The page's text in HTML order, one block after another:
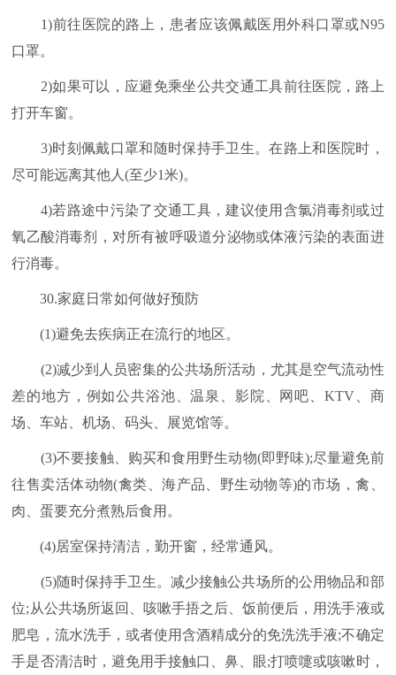
1)前往医院的路上，患者应该佩戴医用外科口罩或N95
口罩。
2)如果可以，应避免乘坐公共交通工具前往医院，路上
打开车窗。
3)时刻佩戴口罩和随时保持手卫生。在路上和医院时，
尽可能远离其他人(至少1米)。
4)若路途中污染了交通工具，建议使用含氯消毒剂或过
氧乙酸消毒剂，对所有被呼吸道分泌物或体液污染的表面进
行消毒。
30.家庭日常如何做好预防
(1)避免去疾病正在流行的地区。
(2)减少到人员密集的公共场所活动，尤其是空气流动性
差的地方，例如公共浴池、温泉、影院、网吧、KTV、商
场、车站、机场、码头、展览馆等。
(3)不要接触、购买和食用野生动物(即野味);尽量避免前
往售卖活体动物(禽类、海产品、野生动物等)的市场，禽、
肉、蛋要充分煮熟后食用。
(4)居室保持清洁，勤开窗，经常通风。
(5)随时保持手卫生。减少接触公共场所的公用物品和部
位;从公共场所返回、咳嗽手捂之后、饭前便后，用洗手液或
肥皂，流水洗手，或者使用含酒精成分的免洗洗手液;不确定
手是否清洁时，避免用手接触口、鼻、眼;打喷嚏或咳嗽时，